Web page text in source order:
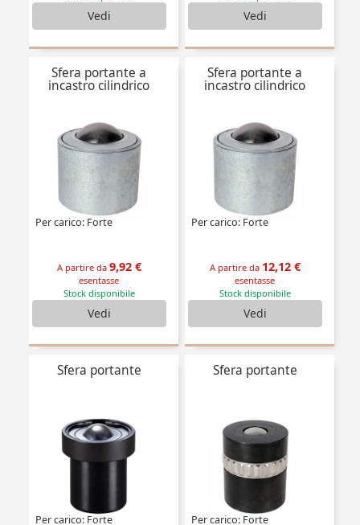
Vedi Vedi
Sfera portante a
incastro cilindrico
Per carico: Forte
A partire da 9,92 €
esentasse
Stock disponibile
Vedi
Sfera portante a
incastro cilindrico
Per carico: Forte
A partire da 12,12 €
esentasse
Stock disponibile
Vedi
Sfera portante
Per carico: Forte
Sfera portante
Per carico: Forte